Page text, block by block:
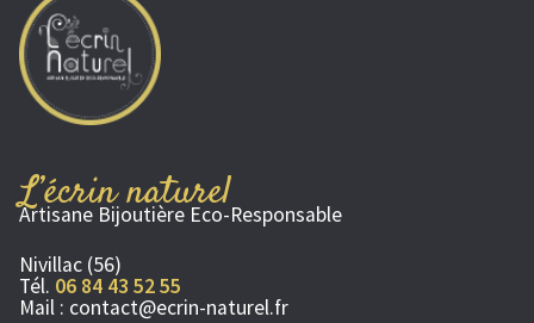
L’écrin naturel
Artisane Bijoutière Eco-Responsable
Nivillac (56)
Tél. 06 84 43 52 55
Mail : contact@ecrin-naturel.fr